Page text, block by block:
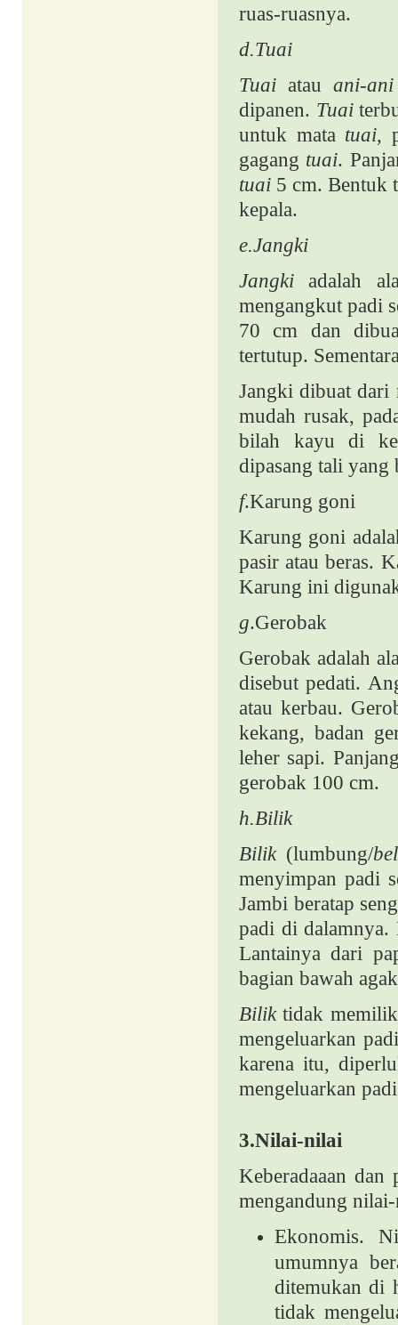
ruas-ruasnya.
d.Tuai
Tuai atau ani-ani
dipanen. Tuai
untuk mata tuai,
gagang tuai.
tuai 5 cm. Bentuk
kepala.
e.Jangki
Jangki adalah
mengangkut padi
70 cm dan
tertutup.
Jangki dibuat dari
mudah rusak,
bilah kayu di
dipasang tali
f.Karung goni
Karung goni
pasir atau beras.
Karung ini
g.Gerobak
Gerobak adalah
disebut pedati.
atau kerbau.
kekang, badan
leher sapi.
gerobak 100 cm.
h.Bilik
Bilik(lumbung/
menyimpan padi
Jambi beratap
padi di
Lantainya dari
bagian bawah
Biliktidak
mengeluarkan
karena itu,
mengeluarkan
3.Nilai-nilai
Keberadaaan
mengandung
Ekonomis.
umumnya
ditemukan di
tidak